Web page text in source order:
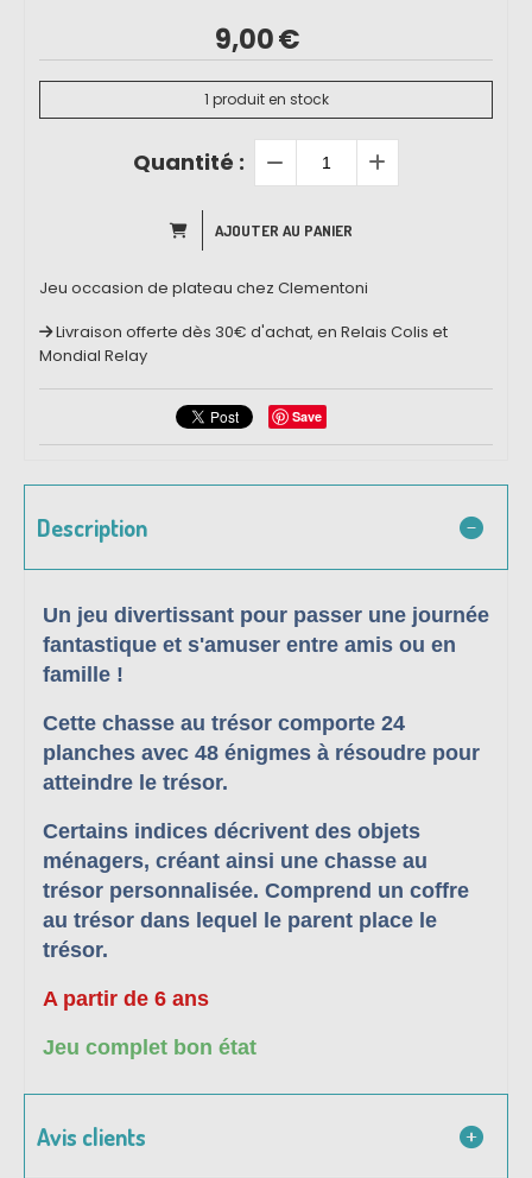
9,00€
1 produit en stock
Quantité :
AJOUTER AU PANIER
Jeu occasion de plateau chez Clementoni
Livraison offerte dès 30€ d'achat, en Relais Colis et
Mondial Relay
Save
Description
Un jeu divertissant pour passer une journée
fantastique et s'amuser entre amis ou en
famille !
Cette chasse au trésor comporte 24
planches avec 48 énigmes à résoudre pour
atteindre le trésor.
Certains indices décrivent des objets
ménagers, créant ainsi une chasse au
trésor personnalisée. Comprend un coffre
au trésor dans lequel le parent place le
trésor.
A partir de 6 ans
Jeu complet bon état
Avis clients